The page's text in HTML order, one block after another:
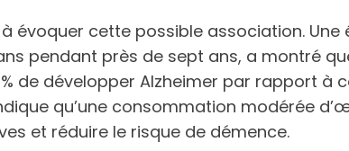
évoquer cette possible association.
ans pendant près de sept ans, a montré
de développer Alzheimer par rapport à
qu’une consommation modérée
et réduire le risque de démence.